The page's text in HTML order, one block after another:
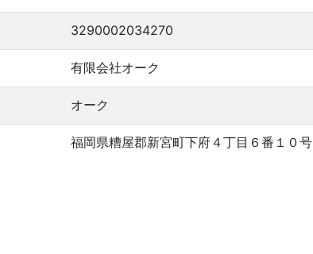
3290002034270
有限会社オーク
オーク
福岡県糟屋郡新宮町下府４丁目６番１０号